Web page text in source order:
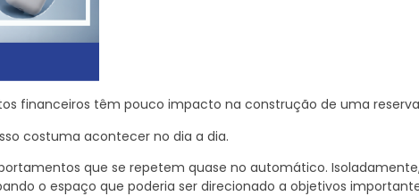
financeiros têm pouco impacto na construção de uma
costuma acontecer no dia a dia.
que se repetem quase no automático.
o espaço que poderia ser direcionado a objetivos